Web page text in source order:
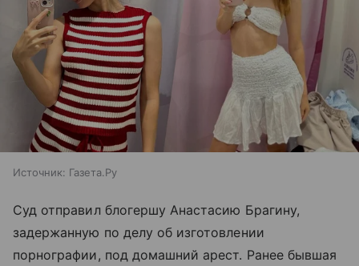
Источник: Газета.Ру
Суд отправил блогершу Анастасию Брагину,
задержанную по делу об изготовлении
порнографии, под домашний арест. Ранее бывшая